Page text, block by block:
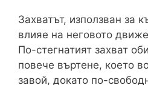
Захватът, използван за
влияе на неговото
По-стегнатият захват
повече въртене, което
завой, докато по-